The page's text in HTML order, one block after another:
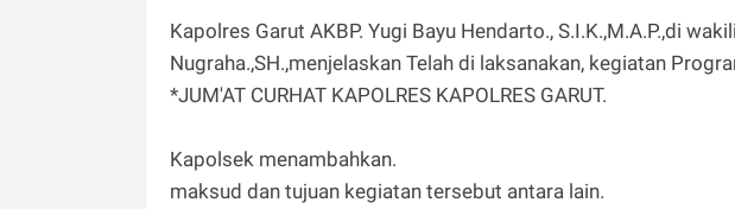
Kapolres Garut AKBP. Yugi Bayu Hendarto., S.I.K.,M.A.P.,di
Nugraha.,SH.,menjelaskan Telah di laksanakan, kegiatan
*JUM'AT CURHAT KAPOLRES KAPOLRES GARUT.
Kapolsek menambahkan.
maksud dan tujuan kegiatan tersebut antara lain.